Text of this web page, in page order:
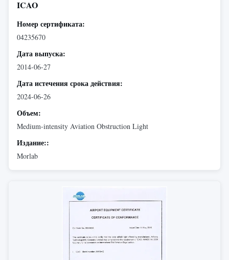
ICAO
Номер сертификата:
04235670
Дата выпуска:
2014-06-27
Дата истечения срока действия:
2024-06-26
Объем:
Medium-intensity Aviation Obstruction Light
Издание::
Morlab